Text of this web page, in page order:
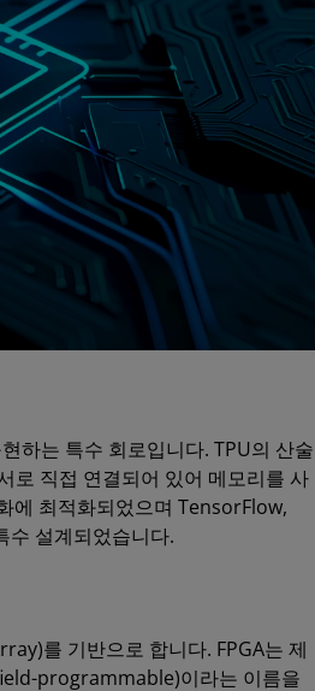
하는 특수 회로입니다. TPU의 산술
로 직접 연결되어 있어 메모리를 사
에 최적화되었으며 TensorFlow,
수 설계되었습니다.
를 기반으로 합니다. FPGA는 제
programmable)이라는 이름을